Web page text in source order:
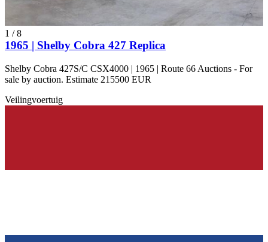
1 /8
1965 | Shelby Cobra 427 Replica
Shelby Cobra 427S/C CSX4000 | 1965 | Route 66 Auctions - For
sale by auction. Estimate 215500 EUR
Veilingvoertuig